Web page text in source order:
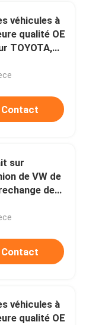
véhicules à
qualité OE
TOYOTA,
Contact
sur
de VW de
de
Contact
véhicules à
qualité OE